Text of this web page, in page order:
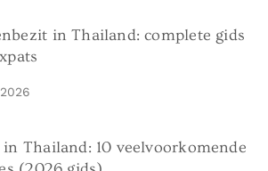
in Thailand: complete gids
in Thailand: 10 veelvoorkomende